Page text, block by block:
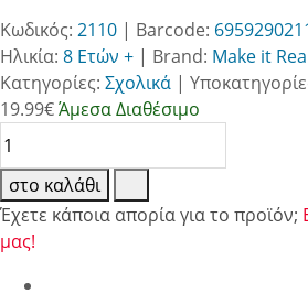
Κωδικός: 2110 | Barcode:
Ηλικία: 8 Ετών + | Brand: Make it
Κατηγορίες: Σχολικά |
19.99€Άμεσα Διαθέσιμο
στο καλάθι
Έχετε κάποια απορία για το προϊόν;
μας!